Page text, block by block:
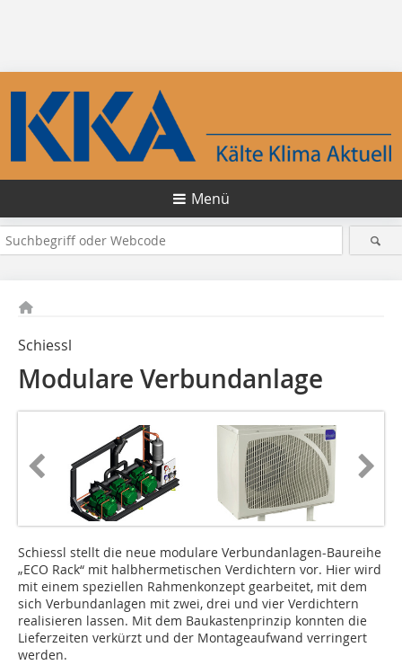
Menü
Schiessl
Modulare Verbundanlage
Schiessl stellt die neue modulare Verbundanlagen-Baureihe
„ECO Rack“ mit halbhermetischen Verdichtern vor. Hier wird
mit einem speziellen Rahmenkonzept gearbeitet, mit dem
sich Verbundanlagen mit zwei, drei und vier Verdichtern
realisieren lassen. Mit dem Baukastenprinzip konnten die
Lieferzeiten verkürzt und der Montageaufwand verringert
werden.